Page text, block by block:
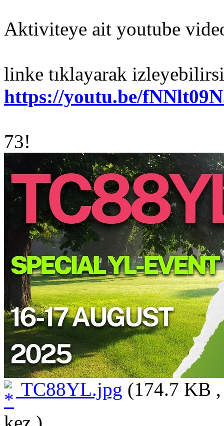
Aktiviteye ait youtube
linke tıklayarak
https://youtu.be/
73!
TC88YL.jpg (174.7 KB